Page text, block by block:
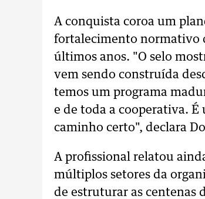
A conquista coroa um
fortalecimento normativo
últimos anos. "O selo
vem sendo construída
temos um programa
e de toda a cooperativa. É
caminho certo", declara
A profissional relatou
múltiplos setores da
de estruturar as centenas